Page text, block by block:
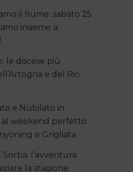
il fiume: sabato 25
insieme a
le discese più
e del Rio
e Nubilato in
al weekend perfetto
e Grigliata
l’avventura
la stagione